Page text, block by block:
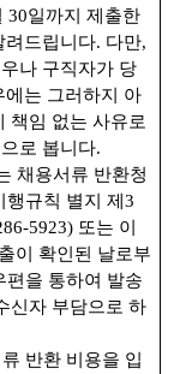
30일까지 제출한
려드립니다. 다만,
나 구직자가 당
에는 그러하지 아
책임 없는 사유로
로 봅니다.
채용서류 반환청
행규칙 별지 제3
5923) 또는 이
이 확인된 날로부
편을 통하여 발송
신자 부담으로 하
반환 비용을 입